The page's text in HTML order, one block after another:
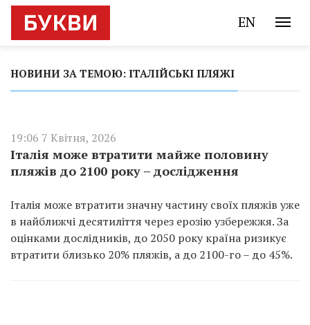
EN
НОВИНИ ЗА ТЕМОЮ: ІТАЛІЙСЬКІ ПЛЯЖІ
19:06 7 Квітня, 2026
Італія може втратити майже половину
пляжів до 2100 року – дослідження
Італія може втратити значну частину своїх пляжів уже
в найближчі десятиліття через ерозію узбережжя. За
оцінками дослідників, до 2050 року країна ризикує
втратити близько 20% пляжів, а до 2100-го – до 45%.